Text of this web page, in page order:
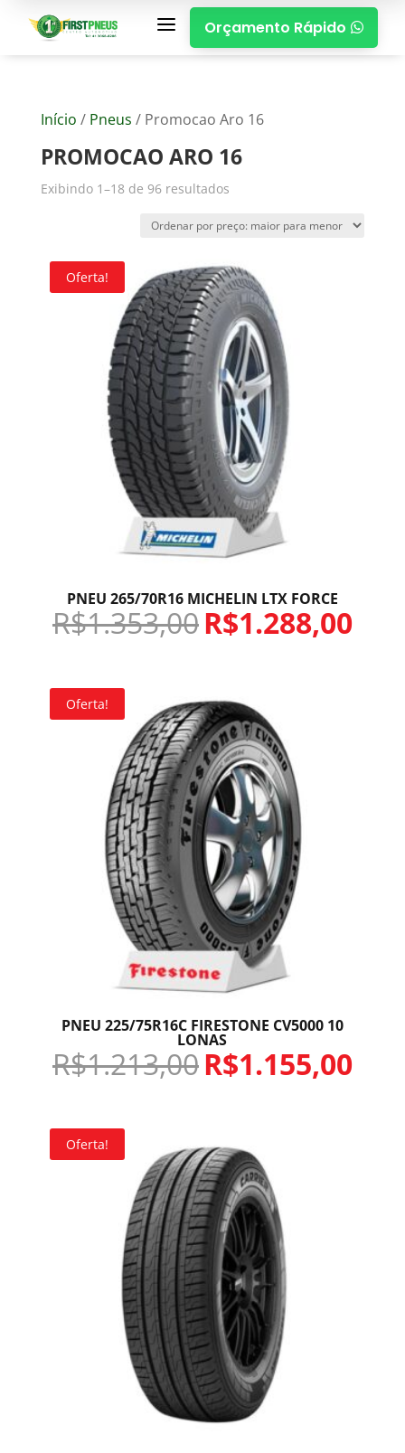
a Orçamento Rápido 
Início / Pneus / Promocao Aro 16
PROMOCAO ARO 16
Exibindo 1–18 de 96 resultados
Oferta!
PNEU 265/70R16 MICHELIN LTX FORCE
R$1.353,00R$1.288,00
Oferta!
PNEU 225/75R16C FIRESTONE CV5000 10
LONAS
R$1.213,00R$1.155,00
Oferta!